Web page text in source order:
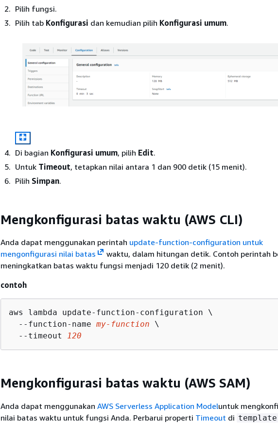
Pilih fungsi.
Pilih tab Konfigurasi dan kemudian pilih Konfigurasi umum.
Di bagian Konfigurasi umum, pilih Edit.
Untuk Timeout, tetapkan nilai antara 1 dan 900 detik (15 menit).
Pilih Simpan.
Mengkonfigurasi batas waktu (AWS CLI)
Anda dapat menggunakan perintah update-function-configuration untuk
mengonfigurasi nilai batas
waktu, dalam hitungan detik. Contoh perintah
meningkatkan batas waktu fungsi menjadi 120 detik (2 menit).
contoh
aws lambda update-function-configuration \
  --function-name
my-function \
  --timeout
120
Mengkonfigurasi batas waktu (AWS SAM)
Anda dapat menggunakan AWS Serverless Application Modeluntuk
nilai batas waktu untuk fungsi Anda. Perbarui properti Timeout di